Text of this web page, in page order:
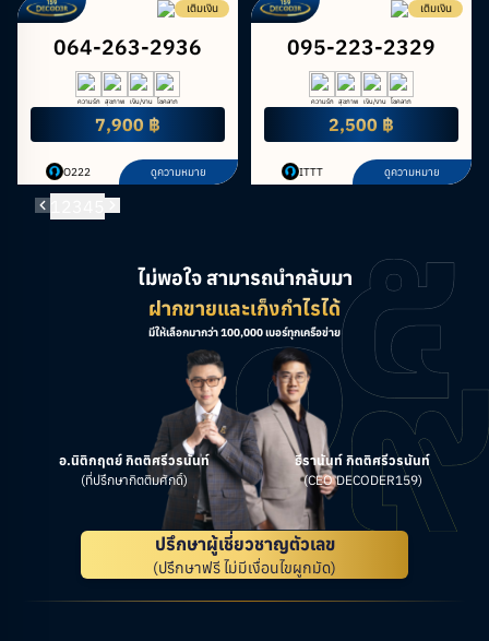
เติมเงิน
064-263-2936
ความรัก สุขภาพ เงิน/งาน โชคลาภ
7,900 ฿
O222 ดูความหมาย
เติมเงิน
095-223-2329
ความรัก สุขภาพ เงิน/งาน โชคลาภ
2,500 ฿
ITTT ดูความหมาย
ไม่พอใจ สามารถนำกลับมา
ฝากขายและเก็งกำไรได้
มีให้เลือกมากว่า 100,000 เบอร์ทุกเครือข่าย
ธีรานันท์ กิตติศรีวรนันท์
(CEO DECODER159)
อ.นิติกฤตย์ กิตติศรีวรนันท์
(ที่ปรึกษากิตติมศักดิ์)
ปรึกษาผู้เชี่ยวชาญตัวเลข
(ปรึกษาฟรี ไม่มีเงื่อนไขผูกมัด)